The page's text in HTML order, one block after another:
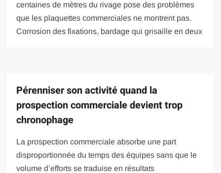
centaines de mètres du rivage pose des problèmes
que les plaquettes commerciales ne montrent pas.
Corrosion des fixations, bardage qui grisaille en deux
Pérenniser son activité quand la
prospection commerciale devient trop
chronophage
La prospection commerciale absorbe une part
disproportionnée du temps des équipes sans que le
volume d’efforts se traduise en résultats